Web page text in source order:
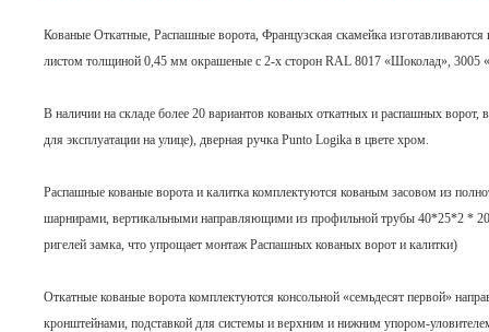
Кованые Откатные, Распашные ворота, Французская скамейка
листом толщиной 0,45 мм окрашеные с 2-х сторон RAL 8017 «Шоколад», 3005
В наличии на складе более 20 вариантов кованых откатных и распашных ворот,
для эксплуатации на улице), дверная ручка Punto Logika в цвете хром.
Распашные кованые ворота и калитка комплектуются кованым засовом из
шарнирами, вертикальными направляющими из профильной трубы 40*25*2 *
ригелей замка, что упрощает монтаж Распашных кованых ворот и калитки)
Откатные кованые ворота комплектуются консольной «семьдесят первой»
кронштейнами, подставкой для системы и верхним и нижним упором-